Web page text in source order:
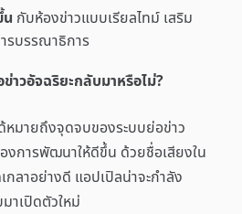
กับห้องข่าวแบบเรียลไทม์ เสริม
รบรรณาธิการ
าวอัจฉริยะกลับมาหรือไม่?
หมายถึงจุดจบของระบบย่อข่าว
งการพัฒนาให้ดีขึ้น ด้วยชื่อเสียงใน
ลาอย่างดี แอปเปิลน่าจะกำลัง
าเปิดตัวใหม่